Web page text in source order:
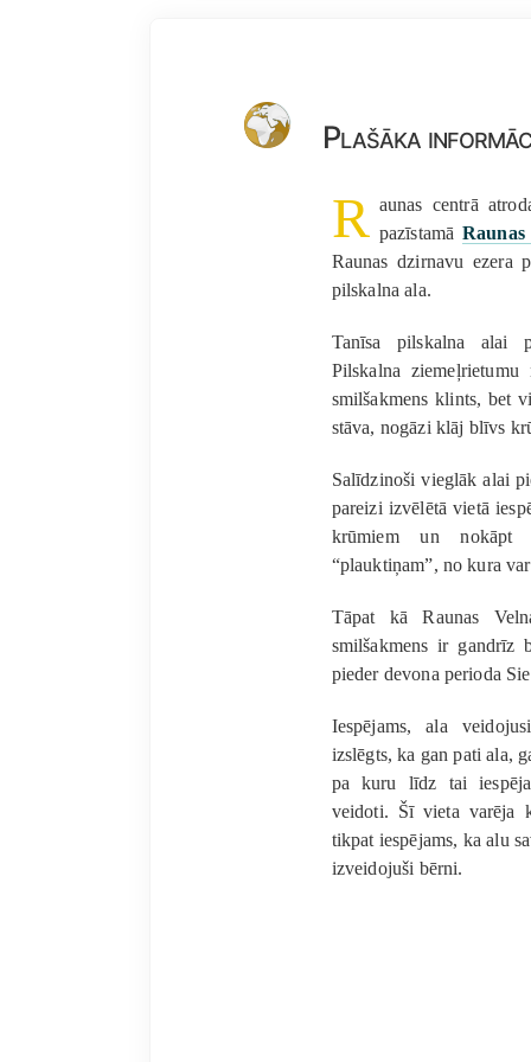
Plašāka
R aunas centrā
pazīstamā
Raunas dzirnavu ezera
pilskalna ala.
Tanīsa pilskalna alai
Pilskalna
smilšakmens klints, bet
stāva, nogāzi klāj blīvs
Salīdzinoši vieglāk alai
pareizi izvēlētā vietā
krūmiem un nokāpt
“plauktiņam”, no kura
Tāpat kā Raunas
smilšakmens ir gandrīz
pieder devona perioda
Iespējams, ala
izslēgts, ka gan pati ala,
pa kuru līdz tai
veidoti. Šī vieta varēja
tikpat iespējams, ka alu
izveidojuši bērni.